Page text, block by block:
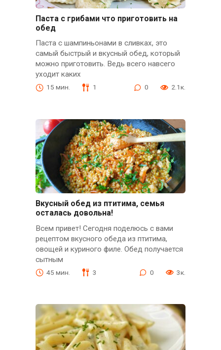
Паста с грибами что приготовить на
обед
Паста с шампиньонами в сливках, это
самый быстрый и вкусный обед, который
можно приготовить. Ведь всего навсего
уходит каких
15 мин. 1 0 2.1к.
Вкусный обед из птитима, семья
осталась довольна!
Всем привет! Сегодня поделюсь с вами
рецептом вкусного обеда из птитима,
овощей и куриного филе. Обед получается
сытным
45 мин. 3 0 3к.